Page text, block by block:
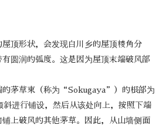
顶形状，会发现白川乡的屋顶棱角分
圆润的弧度。这是因为屋顶末端破风部
茅草束（称为“Sokugaya”）的根部为
斜进行铺设，然后从该处向上，按照下端
上破风的其他茅草。因此，从山墙侧面